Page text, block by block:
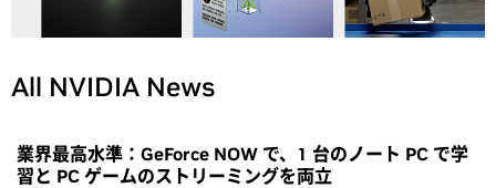
All NVIDIA News
業界最高水準：GeForce NOW で、1 台のノート PC で学
習と PC ゲームのストリーミングを両立